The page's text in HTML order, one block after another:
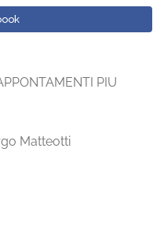
PIU
Matteotti